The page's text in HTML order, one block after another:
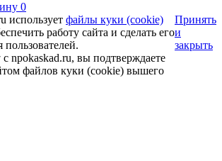
0
использует файлы куки (cookie)
работу сайта и сделать его
npokaskad.ru, вы подтверждаете
файлов куки (cookie) вышего
Принять
и
закрыть